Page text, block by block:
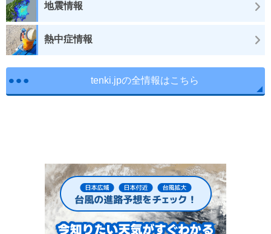
地震情報
熱中症情報
tenki.jpの全情報はこちら